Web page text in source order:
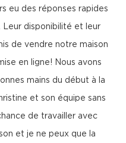
eu des réponses rapides
disponibilité et leur
de vendre notre maison
en ligne! Nous avons
mains du début à la
et son équipe sans
de travailler avec
et je ne peux que la